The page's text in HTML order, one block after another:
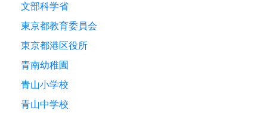
文部科学省
東京都教育委員会
東京都港区役所
青南幼稚園
青山小学校
青山中学校